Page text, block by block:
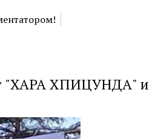
"ХАРА ХПИЦУНДА" и